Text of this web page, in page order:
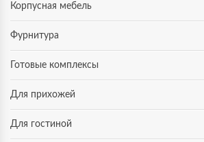
Корпусная мебель
Фурнитура
Готовые комплексы
Для прихожей
Для гостиной